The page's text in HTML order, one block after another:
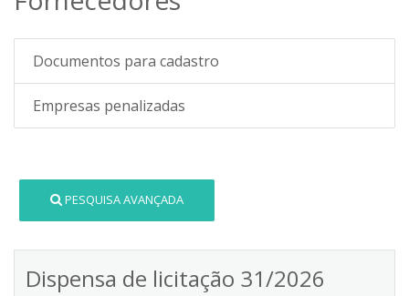
Documentos para cadastro
Empresas penalizadas
PESQUISA AVANÇADA
Dispensa de licitação 31/2026